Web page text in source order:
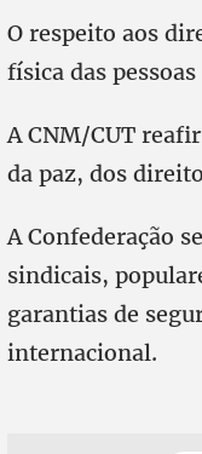
O respeito aos
física das
A CNM/CUT
da paz, dos
A Confederação
sindicais,
garantias de
internacional.